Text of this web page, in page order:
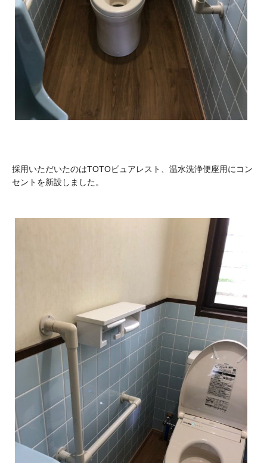
採用いただいたのはTOTOピュアレスト、温水洗浄便座用にコン
セントを新設しました。